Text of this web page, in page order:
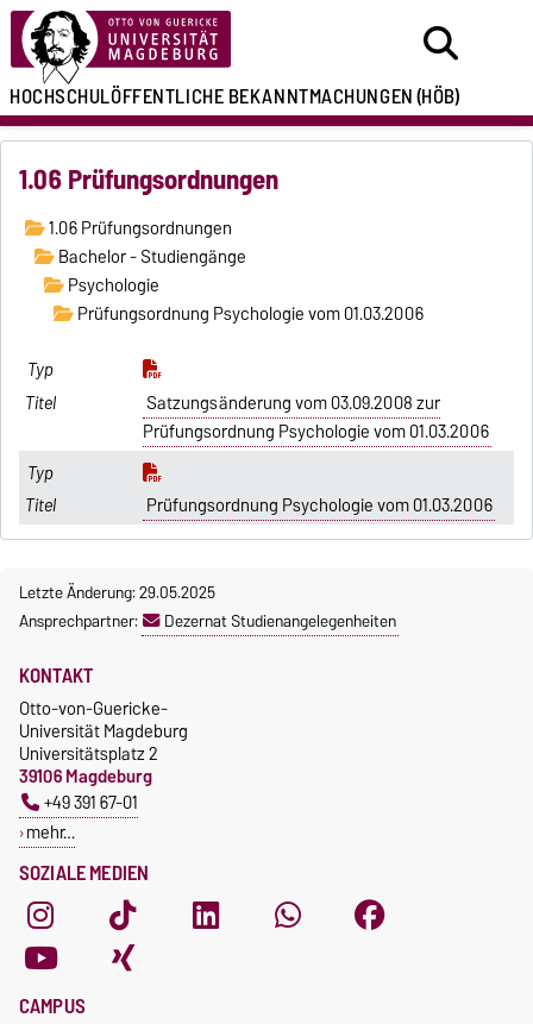
HOCHSCHULÖFFENTLICHEBEKANNTMACHUNGEN(HÖB)
1.06 Prüfungsordnungen
1.06 Prüfungsordnungen
Bachelor - Studiengänge
Psychologie
Prüfungsordnung Psychologie vom 01.03.2006
Satzungsänderung vom 03.09.2008 zur
Prüfungsordnung Psychologie vom 01.03.2006
Prüfungsordnung Psychologie vom 01.03.2006
Letzte Änderung: 29.05.2025
Ansprechpartner:
Dezernat Studienangelegenheiten
SOZIALE MEDIEN
KONTAKT
Otto-von-Guericke-
Universität Magdeburg
Universitätsplatz 2
39106 Magdeburg
+49 391 67-01
mehr…
CAMPUS